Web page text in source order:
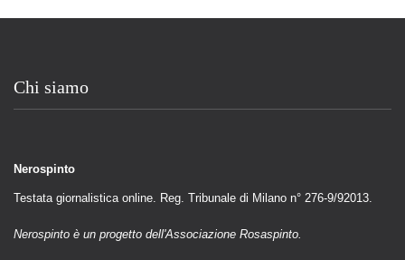
Chi siamo
Nerospinto
Testata giornalistica online. Reg. Tribunale di Milano n° 276-9/92013.
Nerospinto è un progetto dell'Associazione Rosaspinto.